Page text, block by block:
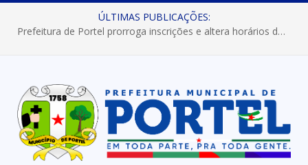
ÚLTIMAS PUBLICAÇÕES:
Prefeitura de Portel prorroga inscrições e altera horários dos concursos “Musa” e “Miss Mix Verão 2026”